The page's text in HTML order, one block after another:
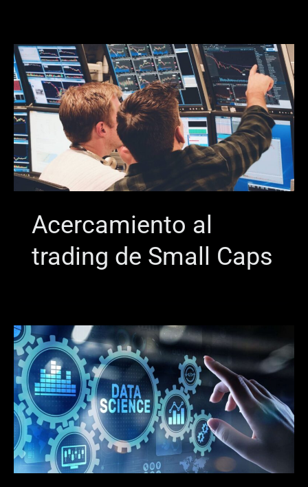
Acercamiento al
trading de Small Caps